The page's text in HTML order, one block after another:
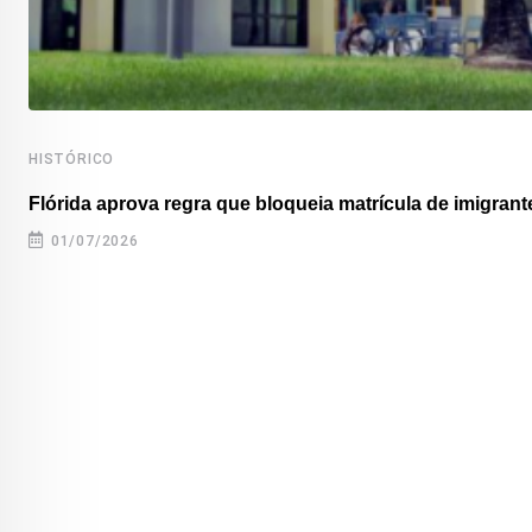
HISTÓRICO
Flórida aprova regra que bloqueia matrícula de
01/07/2026